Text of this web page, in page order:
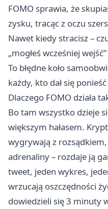
FOMO sprawia, że
zysku, tracąc z oczu
Nawet kiedy stracisz –
„mogłeś wcześniej
To błędne koło
każdy, kto dał się
Dlaczego FOMO działa
Bo tam wszystko dzieje
większym hałasem.
wygrywają z
adrenaliny – rozdaje ją
tweet, jeden wykres,
wrzucają oszczędności
dowiedzieli się 3 minuty